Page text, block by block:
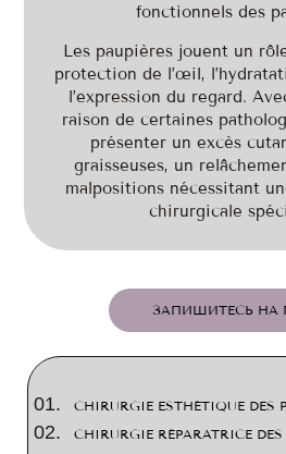
fonctionnels des
Les paupières jouent un
protection de l’œil,
l’expression du regard.
raison de certaines
présenter un excès
graisseuses, un
malpositions nécessitant
chirurgicale
ЗАПИШИТЕСЬ НА
CHIRURGIE ESTHÉTIQUE DES
CHIRURGIE RÉPARATRICE DES